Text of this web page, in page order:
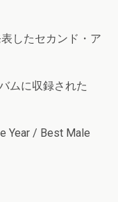
したセカンド・ア
ムに収録された
Year / Best Male